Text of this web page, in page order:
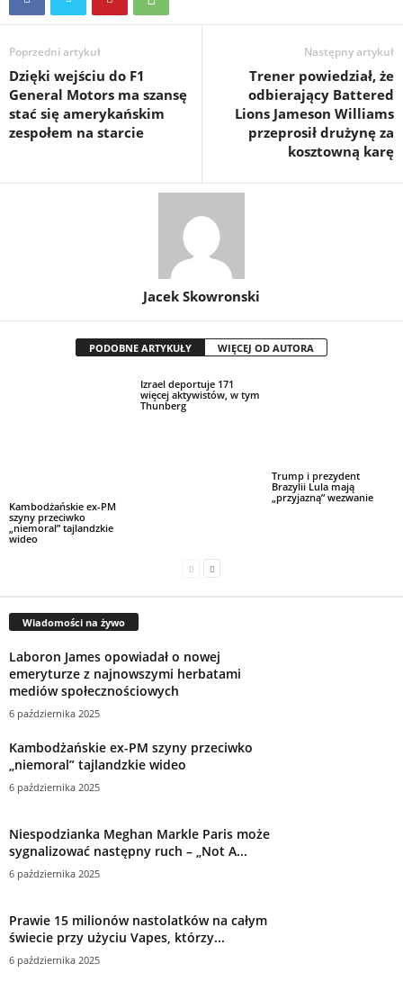
Poprzedni artykuł
Dzięki wejściu do F1
General Motors ma szansę
stać się amerykańskim
zespołem na starcie
Następny artykuł
Trener powiedział, że
odbierający Battered
Lions Jameson Williams
przeprosił drużynę za
kosztowną karę
Jacek Skowronski
PODOBNE ARTYKUŁY WIĘCEJ OD AUTORA
Kambodżańskie ex-PM
szyny przeciwko
„niemoral” tajlandzkie
wideo
Izrael deportuje 171
więcej aktywistów, w tym
Thunberg
Trump i prezydent
Brazylii Lula mają
„przyjazną” wezwanie
Wiadomości na żywo
Laboron James opowiadał o nowej
emeryturze z najnowszymi herbatami
mediów społecznościowych
6 października 2025
Kambodżańskie ex-PM szyny przeciwko
„niemoral” tajlandzkie wideo
6 października 2025
Niespodzianka Meghan Markle Paris może
sygnalizować następny ruch – „Not A...
6 października 2025
Prawie 15 milionów nastolatków na całym
świecie przy użyciu Vapes, którzy...
6 października 2025